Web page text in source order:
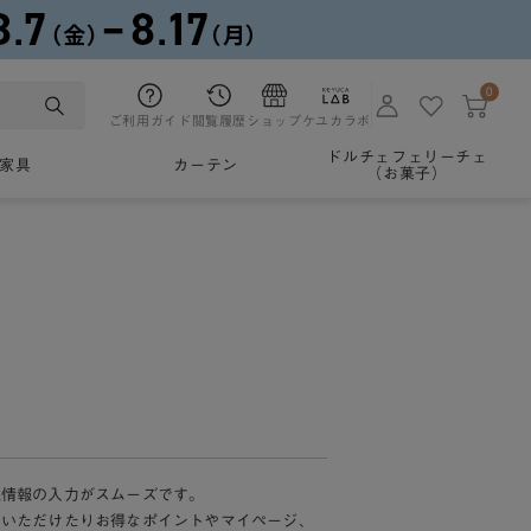
ご利用ガイド 閲覧履歴 ショップケユカラボ
0
家具 カーテン
ドルチェフェリーチェ
（お菓子）
報の入力がスムーズです。
ただけたりお得なポイントやマイページ、